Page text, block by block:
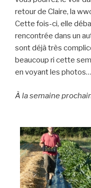
retour de Claire, la
Cette fois-ci, elle
rencontrée dans un
sont déjà très
beaucoup ri cette
en voyant les photos…
À la semaine